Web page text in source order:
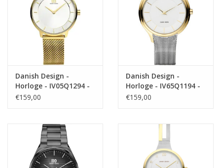
Danish Design -
Horloge - IV05Q1294 -
Lana
€159,00
Danish Design -
Horloge - IV65Q1194 -
Funen
€159,00